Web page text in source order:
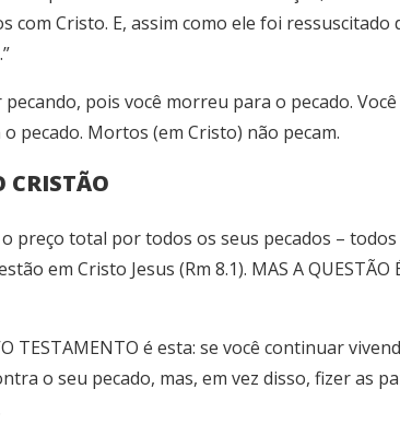
com Cristo. E, assim como ele foi
pois você morreu para o pecado.
pecado. Mortos (em Cristo) não pecam.
CRISTÃO
preço total por todos os seus pecados –
em Cristo Jesus (Rm 8.1). MAS A QUESTÃO
TESTAMENTO é esta: se você continuar
o seu pecado, mas, em vez disso, fizer as